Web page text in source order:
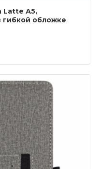
Latte А5,
гибкой обложке